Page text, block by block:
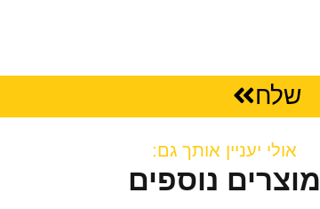
שלח
אולי יעניין אותך גם:
מוצרים נוספים